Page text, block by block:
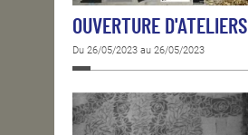
OUVERTURE D'ATELIERS
Du 26/05/2023 au 26/05/2023